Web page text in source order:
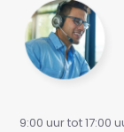
9:00 uur tot 17:00